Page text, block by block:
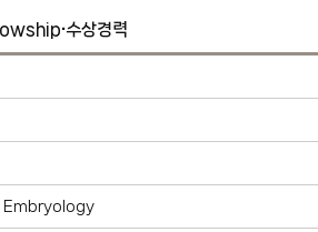
수상경력
Embryology